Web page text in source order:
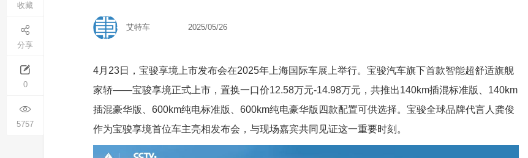
艾特车 2025/05/26
收藏
分享
0
5757
4月23日，宝骏享境上市发布会在2025年上海国际车展上举行。宝骏汽车旗下首款智能超舒适旗舰
家轿——宝骏享境正式上市，置换一口价12.58万元-14.98万元，共推出140km插混标准版、140km
插混豪华版、600km纯电标准版、600km纯电豪华版四款配置可供选择。宝骏全球品牌代言人龚俊
作为宝骏享境首位车主亮相发布会，与现场嘉宾共同见证这一重要时刻。